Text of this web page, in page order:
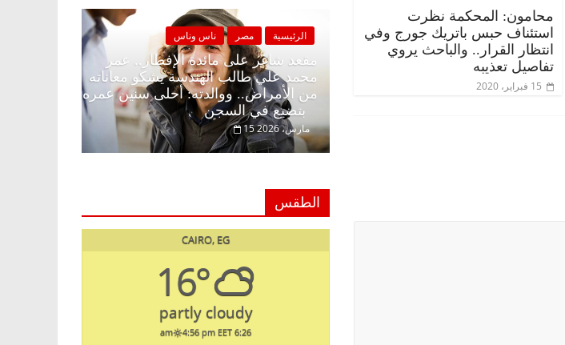
محامون: المحكمة نظرت
استئناف حبس باتريك جورج وفي
انتظار القرار.. والباحث يروي
تفاصيل تعذيبه
15 فبراير، 2020
الرئيسية ناس وناس
مقعد شاغر على مائدة الإفطار..
محمد علي طالب الهندسة يشكو
من الأمراض.. ووالدته: أحلى
بتضيع في السجن
15 مارس، 2026
الرئيسية مصر ناس وناس
مقعد شاغر على الإفطار وبلكونة بلا زينة
رمضان.. د. عبدالخالق فاروق خبير
اقتصادي في انتظار حلم الحرية ولمة
يحيى
مقاومة
العام
الطقس
CAIRO, EG
16°
partly cloudy
6:26 am
4:56 pm EET